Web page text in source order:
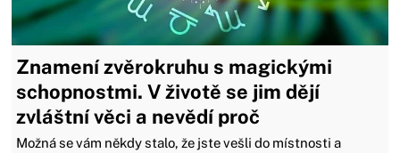
Znamení zvěrokruhu s magickými
schopnostmi. V životě se jim dějí
zvláštní věci a nevědí proč
Možná se vám někdy stalo, že jste vešli do místnosti a